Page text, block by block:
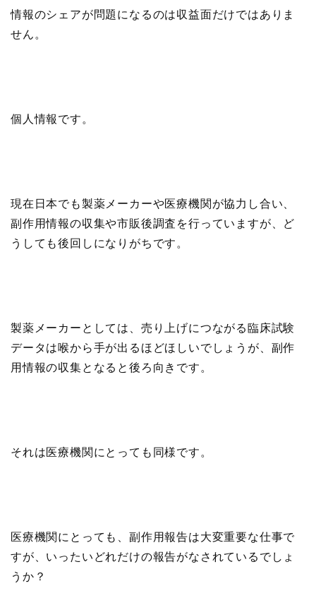
情報のシェアが問題になるのは収益面だけではありま
せん。
個人情報です。
現在日本でも製薬メーカーや医療機関が協力し合い、
副作用情報の収集や市販後調査を行っていますが、ど
うしても後回しになりがちです。
製薬メーカーとしては、売り上げにつながる臨床試験
データは喉から手が出るほどほしいでしょうが、副作
用情報の収集となると後ろ向きです。
それは医療機関にとっても同様です。
医療機関にとっても、副作用報告は大変重要な仕事で
すが、いったいどれだけの報告がなされているでしょ
うか？